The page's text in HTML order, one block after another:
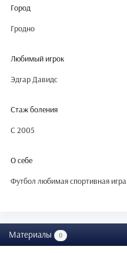
Город
Гродно
Любимый игрок
Эдгар Давидс
Стаж боления
C 2005
О себе
Футбол любимая спортивная игра
Материалы 0